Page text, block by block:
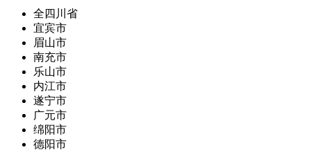
全四川省
宜宾市
眉山市
南充市
乐山市
内江市
遂宁市
广元市
绵阳市
德阳市